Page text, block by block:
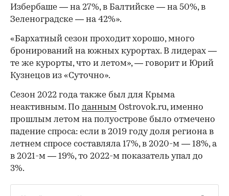
Избербаше — на 27%, в Балтийске — на 50%, в
Зеленоградске — на 42%».
«Бархатный сезон проходит хорошо, много
бронирований на южных курортах. В лидерах —
те же курорты, что и летом», — говорит и Юрий
Кузнецов из «Суточно».
Сезон 2022 года также был для Крыма
неактивным. По данным Ostrovok.ru, именно
прошлым летом на полуострове было отмечено
падение спроса: если в 2019 году доля региона в
летнем спросе составляла 17%, в 2020-м — 18%, а
в 2021-м — 19%, то 2022-м показатель упал до
3%.